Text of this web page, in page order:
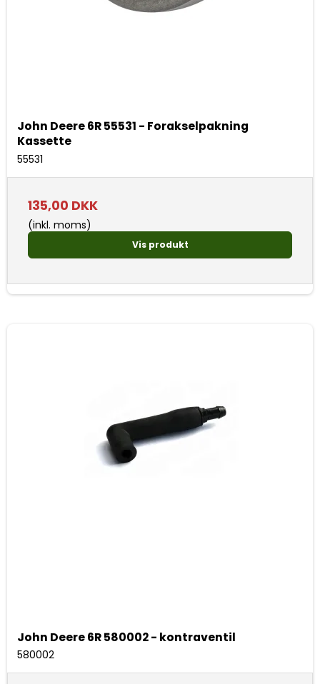
John Deere 6R 55531 - Forakselpakning
Kassette
55531
135,00 DKK
(inkl. moms)
Vis produkt
John Deere 6R 580002 - kontraventil
580002